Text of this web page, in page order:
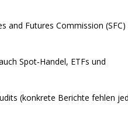
and Futures Commission
Spot‑Handel, ETFs und
(konkrete Berichte fehlen